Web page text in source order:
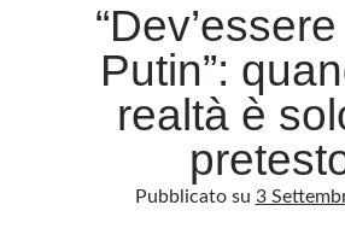
Putin”:
realtà è
Pubblicato su 3